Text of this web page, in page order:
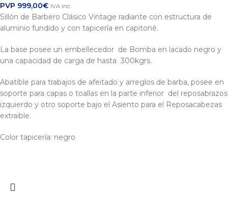
PVP 999,00€ IVA inc.
Sillón de Barbero Clásico Vintage radiante con estructura de
aluminio fundido y con tapicería en capitoné.
La base posee un embellecedor de Bomba en lacado negro y
una capacidad de carga de hasta 300kgrs.
Abatible para trabajos de afeitado y arreglos de barba, posee en
soporte para capas o toallas en la parte inferior del reposabrazos
izquierdo y otro soporte bajo el Asiento para el Reposacabezas
extraible.
Color tapicería: negro